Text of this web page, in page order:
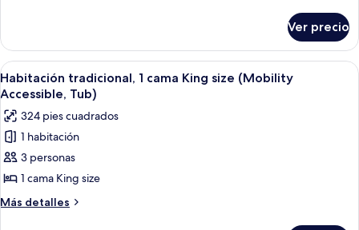
size
(Mobility/Hearing
Accessible,
Tub)
tradicional,
cama
King
(Mobility/Hearing
Accessible,
Tub)
Ver precio
Abrir
todas
las
fotos
de
Habitación
tradicional,
1
Una habitación de hotel moderna
3
Habitación tradicional, 1 cama King size (Mobility
Accessible, Tub)
324 pies cuadrados
1 habitación
3 personas
1 cama King size
Más detalles
Más